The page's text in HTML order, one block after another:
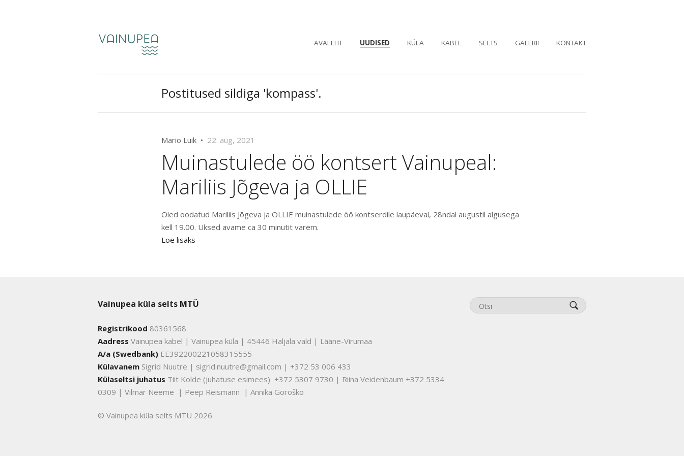
AVALEHT UUDISED KÜLA KABEL SELTS GALERII KONTAKT
Postitused sildiga 'kompass'.
Mario Luik • 22. aug, 2021
Muinastulede öö kontsert Vainupeal:
Mariliis Jõgeva ja OLLIE
Oled oodatud Mariliis Jõgeva ja OLLIE muinastulede öö kontserdile laupäeval, 28ndal augustil algusega
kell 19.00. Uksed avame ca 30 minutit varem.
Loe lisaks
Vainupea küla selts MTÜ
Registrikood 80361568
Aadress Vainupea kabel | Vainupea küla | 45446 Haljala vald | Lääne-Virumaa
A/a (Swedbank) EE392200221058315555
Külavanem Sigrid Nuutre | sigrid.nuutre@gmail.com | +372 53 006 433
Külaseltsi juhatus Tiit Kolde (juhatuse esimees) +372 5307 9730 | Riina Veidenbaum +372 5334
0309 | Vilmar Neeme | Peep Reismann | Annika Goroško
© Vainupea küla selts MTÜ 2026